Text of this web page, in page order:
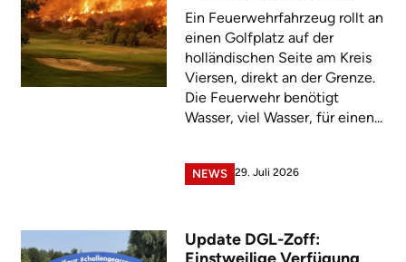
Ein Feuerwehrfahrzeug rollt an
einen Golfplatz auf der
holländischen Seite am Kreis
Viersen, direkt an der Grenze.
Die Feuerwehr benötigt
Wasser, viel Wasser, für einen...
NEWS 29. Juli 2026
Update DGL-Zoff:
Einstweilige Verfügung